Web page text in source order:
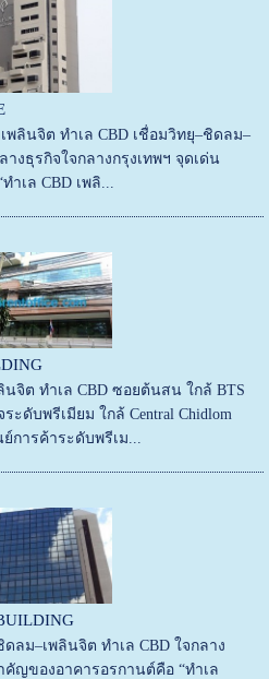
พลินจิต ทำเล CBD เชื่อมวิทยุ–ชิดลม–
งธุรกิจใจกลางกรุงเทพฯ จุดเด่น
เล CBD เพลิ...
จิต ทำเล CBD ซอยต้นสน ใกล้ BTS
ดับพรีเมียม ใกล้ Central Chidlom
การค้าระดับพรีเม...
ลม–เพลินจิต ทำเล CBD ใจกลาง
คัญของอาคารอรกานต์คือ “ทำเล